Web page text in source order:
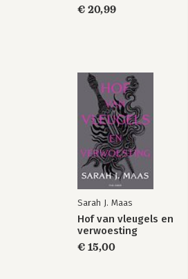
€ 20,99
Sarah J. Maas
Hof van vleugels en
verwoesting
€ 15,00